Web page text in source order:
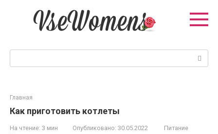
Главная
Как приготовить котлеты
На чтение: 3 мин Опубликовано: 30.05.2022
Питание